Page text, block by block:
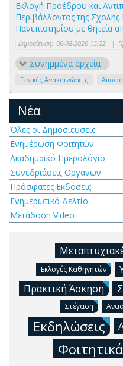
Εκλογή Προέδρου και
Περιβάλλοντος της
Πανεπιστημίου με θητεία
Δημοσίευση: 06-08-2026 15:22 |
Συνημμένα αρχεία
Γενικές Ανακοινώσεις
Νέα
Όλες οι Δημοσιεύσεις
Ενημέρωση Φοιτητών
Ακαδημαϊκό Ημερολόγιο
Συνεδριάσεις Οργάνων
Πρόσφατες Εκδόσεις
Ενημερωτικό Δελτίο
Μετάδοση Video
Εκλογές Καθηγητών
Πρακτική Άσκηση
Στέγαση
Εκδηλώσεις